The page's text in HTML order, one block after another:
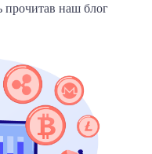
прочитав наш блог